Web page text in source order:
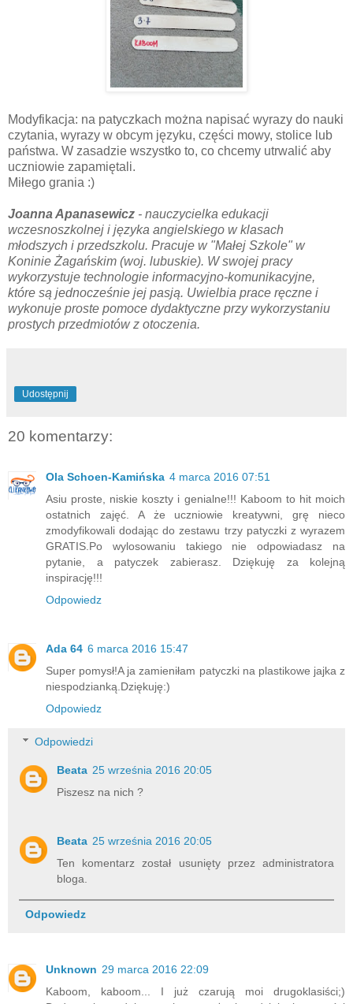
Modyfikacja: na patyczkach można napisać wyrazy do nauki
czytania, wyrazy w obcym języku, części mowy, stolice lub
państwa. W zasadzie wszystko to, co chcemy utrwalić aby
uczniowie zapamiętali.
Miłego grania :)
Joanna Apanasewicz - nauczycielka edukacji
wczesnoszkolnej i języka angielskiego w klasach
młodszych i przedszkolu. Pracuje w "Małej Szkole" w
Koninie Żagańskim (woj. lubuskie). W swojej pracy
wykorzystuje technologie informacyjno-komunikacyjne,
które są jednocześnie jej pasją. Uwielbia prace ręczne i
wykonuje proste pomoce dydaktyczne przy wykorzystaniu
prostych przedmiotów z otoczenia.
Udostępnij
20 komentarzy:
Ola Schoen-Kamińska 4 marca 2016 07:51
Asiu proste, niskie koszty i genialne!!! Kaboom to hit moich
ostatnich zajęć. A że uczniowie kreatywni, grę nieco
zmodyfikowali dodając do zestawu trzy patyczki z wyrazem
GRATIS.Po wylosowaniu takiego nie odpowiadasz na
pytanie, a patyczek zabierasz. Dziękuję za kolejną
inspirację!!!
Odpowiedz
Ada 64 6 marca 2016 15:47
Super pomysł!A ja zamieniłam patyczki na plastikowe jajka z
niespodzianką.Dziękuję:)
Odpowiedz
Odpowiedzi
Beata 25 września 2016 20:05
Piszesz na nich ?
Beata 25 września 2016 20:05
Ten komentarz został usunięty przez administratora
bloga.
Odpowiedz
Unknown 29 marca 2016 22:09
Kaboom, kaboom... I już czarują moi drugoklasiści;)